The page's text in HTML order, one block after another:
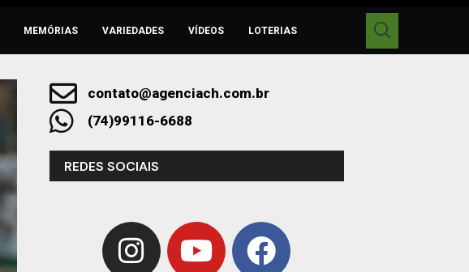
MEMÓRIAS VARIEDADES VÍDEOS LOTERIAS
contato@agenciach.com.br
(74)99116-6688
REDES SOCIAIS